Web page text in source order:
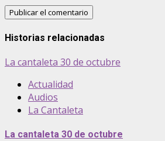
Historias relacionadas
La cantaleta 30 de octubre
Actualidad
Audios
La Cantaleta
La cantaleta 30 de octubre